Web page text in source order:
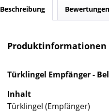
Beschreibung Bewertungen
Produktinformationen
Türklingel Empfänger -
Inhalt
Türklingel (Empfänger)